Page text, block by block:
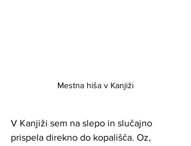
Mestna hiša v Kanjiži
V Kanjiži sem na slepo in slučajno
prispela direkno do kopališča. Oz,